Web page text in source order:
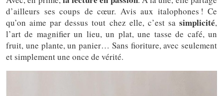
d’ailleurs ses coups de cœur. Avis aux italophones ! Ce
qu’on aime par dessus tout chez elle, c’est sa simplicité,
l’art de magnifier un lieu, un plat, une tasse de café, un
fruit, une plante, un panier… Sans fioriture, avec seulement
et simplement une once de vérité.